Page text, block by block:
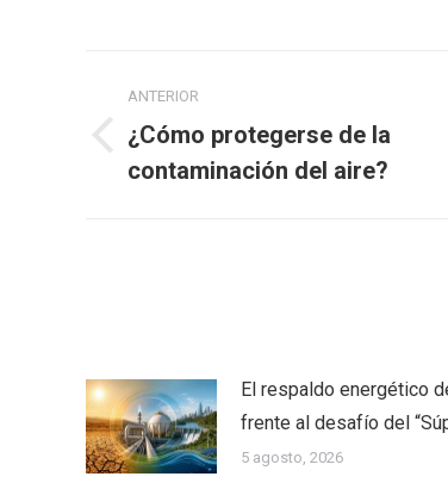
entre
publicaciones
ANTERIOR
Publicación
anterior:
¿Cómo protegerse de la
contaminación del aire?
El respaldo energético
frente al desafío del
5 agosto, 2026